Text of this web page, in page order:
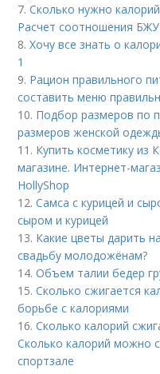
7.Сколько нужно
Расчет соотношения
8.Хочу все знать о
1
9. Рацион правильного
составить меню
10. Подбор размеров по
размеров женской
11. Купить косметику из
магазине. Интернет-
HollyShop
12.Самса с курицей и
сыром и курицей
13. Какие цветы дарить
свадьбу молодожёнам?
14.Объем талии бедер
15.Сколько сжигается
борьбе с калориями
16.Сколько калорий
Сколько калорий можно
спортзале